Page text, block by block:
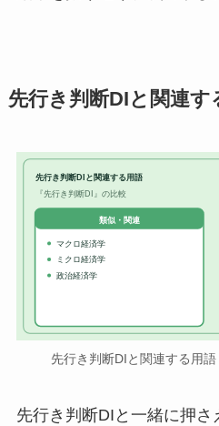
先行き判断DIと関連す
先行き判断DIと関連する用語
『先行き判断DI』の比較
類似・関連
マクロ経済学
ミクロ経済学
政治経済学
先行き判断DIと関連する用
先行き判断DIと一緒に押